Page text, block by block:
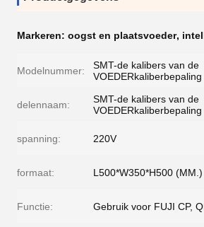
Markeren: oogst en plaatsvoeder,
Modelnummer:
SMT-de kalibers van de
VOEDERkaliberbepaling
delennaam:
SMT-de kalibers van de
VOEDERkaliberbepaling
spanning: 220V
formaat: L500*W350*H500 (MM.)
Functie: Gebruik voor FUJI CP,